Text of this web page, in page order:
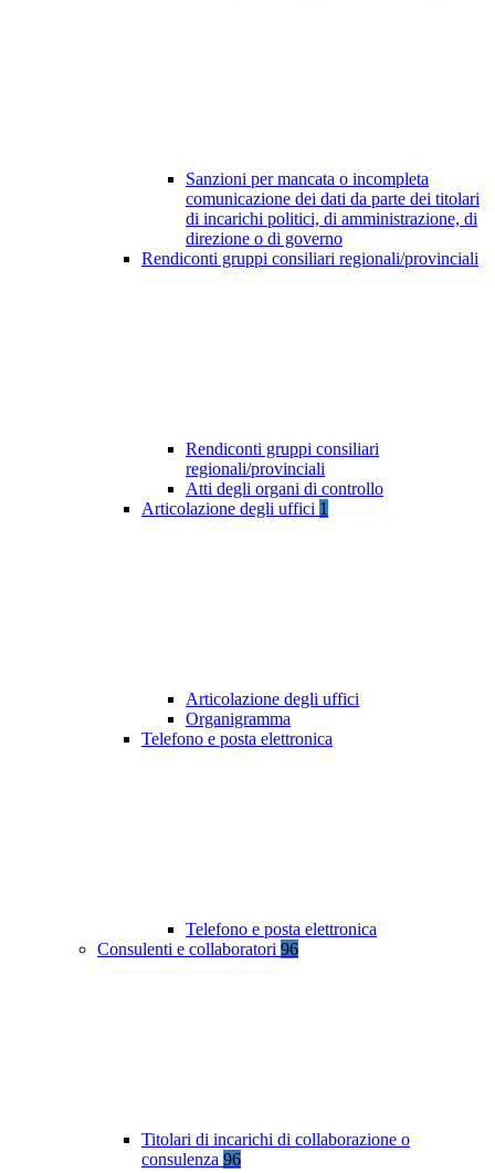
Sanzioni per mancata o incompleta
comunicazione dei dati da parte dei titolari
di incarichi politici, di amministrazione, di
direzione o di governo
Rendiconti gruppi consiliari regionali/provinciali
Rendiconti gruppi consiliari
regionali/provinciali
Atti degli organi di controllo
Articolazione degli uffici 1
Articolazione degli uffici
Organigramma
Telefono e posta elettronica
Telefono e posta elettronica
Consulenti e collaboratori 96
Titolari di incarichi di collaborazione o
consulenza 96